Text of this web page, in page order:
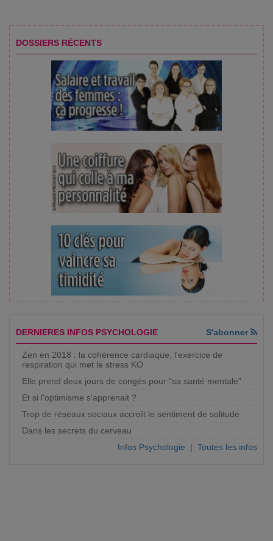
DOSSIERS RÉCENTS
DERNIERES INFOS PSYCHOLOGIE S'abonner
Zen en 2018 : la cohérence cardiaque, l'exercice de
respiration qui met le stress KO
Elle prend deux jours de congés pour "sa santé mentale"
Et si l'optimisme s'apprenait ?
Trop de réseaux sociaux accroît le sentiment de solitude
Dans les secrets du cerveau
Infos Psychologie | Toutes les infos